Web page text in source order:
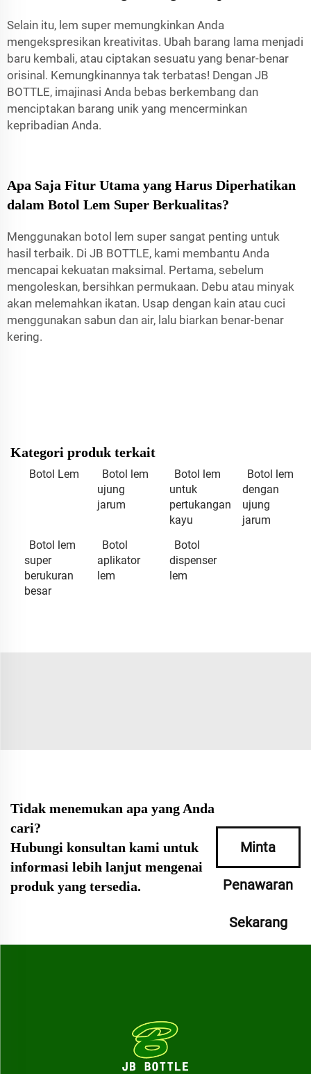
Selain itu, lem super memungkinkan Anda
mengekspresikan kreativitas. Ubah barang lama menjadi
baru kembali, atau ciptakan sesuatu yang benar-benar
orisinal. Kemungkinannya tak terbatas! Dengan JB
BOTTLE, imajinasi Anda bebas berkembang dan
menciptakan barang unik yang mencerminkan
kepribadian Anda.
Apa Saja Fitur Utama yang Harus Diperhatikan
dalam Botol Lem Super Berkualitas?
Menggunakan botol lem super sangat penting untuk
hasil terbaik. Di JB BOTTLE, kami membantu Anda
mencapai kekuatan maksimal. Pertama, sebelum
mengoleskan, bersihkan permukaan. Debu atau minyak
akan melemahkan ikatan. Usap dengan kain atau cuci
menggunakan sabun dan air, lalu biarkan benar-benar
kering.
Kategori produk terkait
Botol Lem
Botol lem
ujung
jarum
Botol lem
untuk
pertukangan
kayu
Botol lem
dengan
ujung
jarum
Botol lem
super
berukuran
besar
Botol
aplikator
lem
Botol
dispenser
lem
Tidak menemukan apa yang Anda
cari?
Hubungi konsultan kami untuk
informasi lebih lanjut mengenai
produk yang tersedia.
Minta
Penawaran
Sekarang